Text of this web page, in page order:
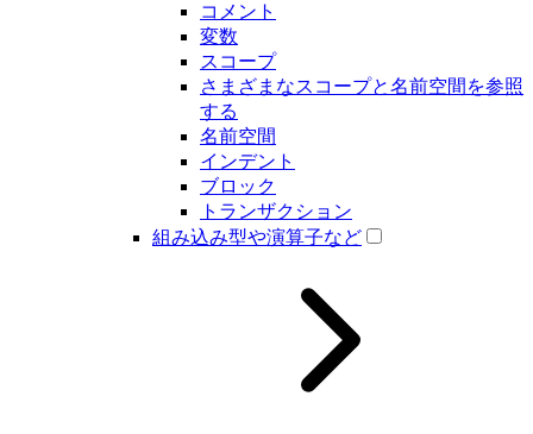
コメント
変数
スコープ
さまざまなスコープと名前空間を参照
する
名前空間
インデント
ブロック
トランザクション
組み込み型や演算子など